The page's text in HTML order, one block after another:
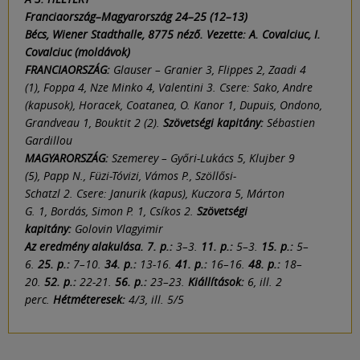
Franciaország–Magyarország 24–25 (12–13)
Bécs, Wiener Stadthalle, 8775 néző. Vezette: A. Covalciuc, I.
Covalciuc (moldávok)
FRANCIAORSZÁG: Glauser – Granier 3, Flippes 2, Zaadi 4
(1), Foppa 4, Nze Minko 4, Valentini 3. Csere: Sako, Andre
(kapusok), Horacek, Coatanea, O. Kanor 1, Dupuis, Ondono,
Grandveau 1, Bouktit 2 (2). Szövetségi kapitány: Sébastien
Gardillou
MAGYARORSZÁG: Szemerey – Győri-Lukács 5, Klujber 9
(5), Papp N., Füzi-Tóvizi, Vámos P., Szöllősi-
Schatzl 2. Csere: Janurik (kapus), Kuczora 5, Márton
G. 1, Bordás, Simon P. 1, Csíkos 2. Szövetségi
kapitány: Golovin Vlagyimir
Az eredmény alakulása. 7. p.: 3–3. 11. p.: 5–3. 15. p.: 5–
6. 25. p.: 7–10. 34. p.: 13-16. 41. p.: 16–16. 48. p.: 18–
20. 52. p.: 22-21. 56. p.: 23–23. Kiállítások: 6, ill. 2
perc. Hétméteresek: 4/3, ill. 5/5